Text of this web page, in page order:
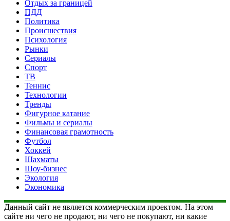
Отдых за границей
ПДД
Политика
Происшествия
Психология
Рынки
Сериалы
Спорт
ТВ
Теннис
Технологии
Тренды
Фигурное катание
Фильмы и сериалы
Финансовая грамотность
Футбол
Хоккей
Шахматы
Шоу-бизнес
Экология
Экономика
Данный сайт не является коммерческим проектом. На этом
сайте ни чего не продают, ни чего не покупают, ни какие